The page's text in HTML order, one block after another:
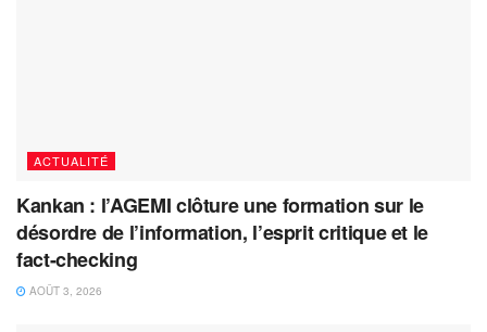
ACTUALITÉ
Kankan : l’AGEMI clôture une formation sur le
désordre de l’information, l’esprit critique et le
fact-checking
AOÛT 3, 2026